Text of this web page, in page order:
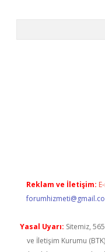
Reklam ve İletişim:
Yasal Uyarı: Sitemiz,
ve İletişim Kurumu